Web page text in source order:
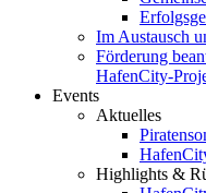
Im Austausch
Förderung
HafenCity-
Events
Aktuelles
Highlights &